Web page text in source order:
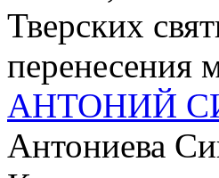
Тверских
перенесения
АНТОНИЙ
Антониева